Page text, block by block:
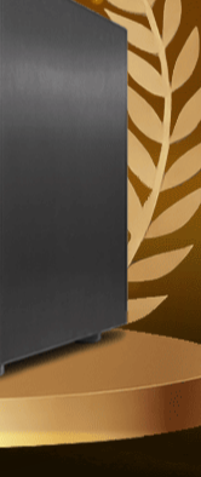
proti